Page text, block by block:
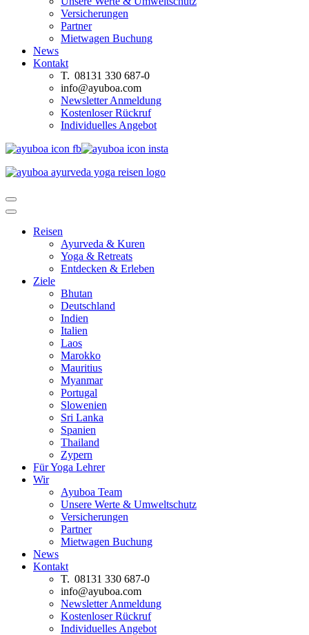
Versicherungen
Partner
Mietwagen Buchung
News
Kontakt
T. 08131 330 687-0
info@ayuboa.com
Newsletter Anmeldung
Kostenloser Rückruf
Individuelles Angebot
Reisen
Ayurveda & Kuren
Yoga & Retreats
Entdecken & Erleben
Ziele
Bhutan
Deutschland
Indien
Italien
Laos
Marokko
Mauritius
Myanmar
Portugal
Slowenien
Sri Lanka
Spanien
Thailand
Zypern
Für Yoga Lehrer
Wir
Ayuboa Team
Unsere Werte & Umweltschutz
Versicherungen
Partner
Mietwagen Buchung
News
Kontakt
T. 08131 330 687-0
info@ayuboa.com
Newsletter Anmeldung
Kostenloser Rückruf
Individuelles Angebot